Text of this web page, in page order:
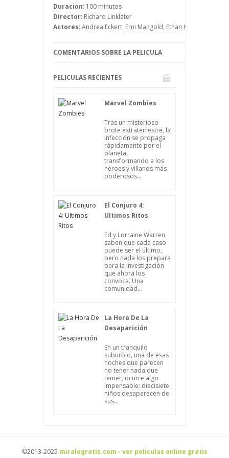
de conocer en el tren.
A partir de aquí no sabemos lo que pasa,
pero es probable que el destino los haya
Duracion: 100 minutos
Director: Richard Linklater
Actores: Andrea Eckert, Erni Mangold, Ethan Hawke,
COMENTARIOS SOBRE LA PELICULA
PELICULAS RECIENTES
Marvel Zombies
Tras un misterioso
brote extraterrestre, la
infección se propaga
rápidamente por el
planeta,
transformando a los
héroes y villanos más
poderosos...
El Conjuro 4:
Ultimos Ritos
Ed y Lorraine Warren
saben que cada caso
puede ser el último,
pero nada los prepara
para la investigación
que ahora los
convoca. Una
comunidad...
La Hora De La
Desaparición
En un tranquilo
suburbio, una de esas
noches que parecen
no tener nada que
temer, ocurre algo
impensable: diecisiete
niños desaparecen de
sus...
©2013-2025 miralogratis.com - ver peliculas online gratis